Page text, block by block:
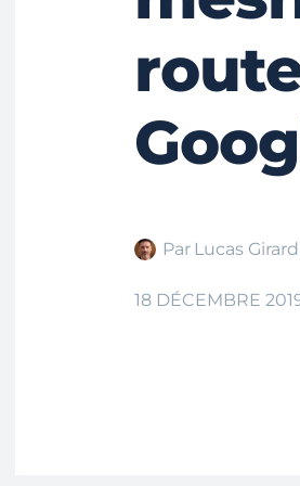
Par Lucas Girard
18 DÉCEMBRE